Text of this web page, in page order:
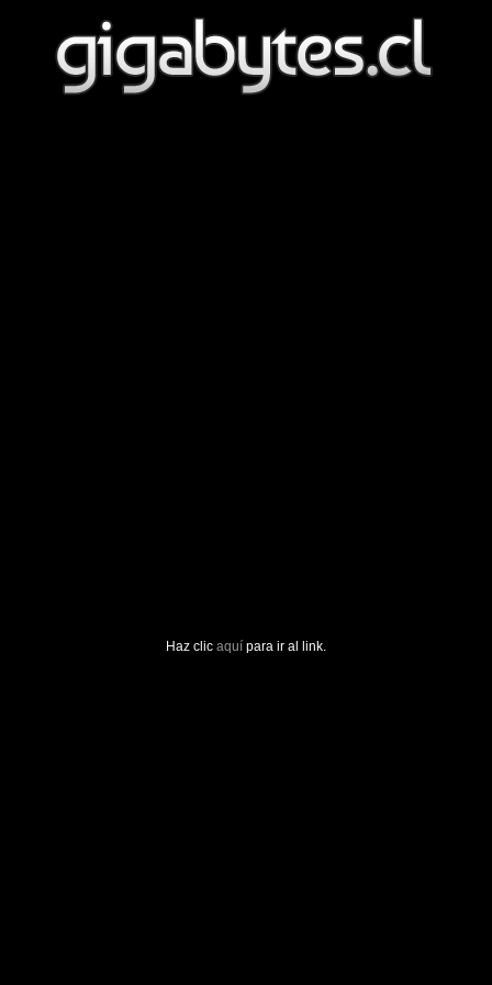
Haz clic aquí para ir al link.